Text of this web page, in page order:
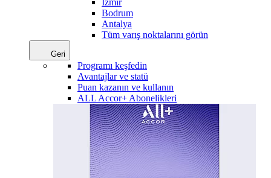
İzmir
Bodrum
Antalya
Tüm varış noktalarını görün
Geri
Programı keşfedin
Avantajlar ve statü
Puan kazanın ve kullanın
ALL Accor+ Abonelikleri